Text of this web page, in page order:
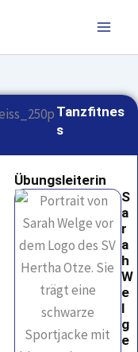
Tanzfitnes
s
Übungsleiterin
S
a
r
a
h
W
e
l
g
e